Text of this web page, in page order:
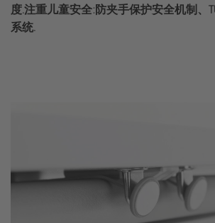
度.注重儿童安全:防夹手保护安全机制、
系统.